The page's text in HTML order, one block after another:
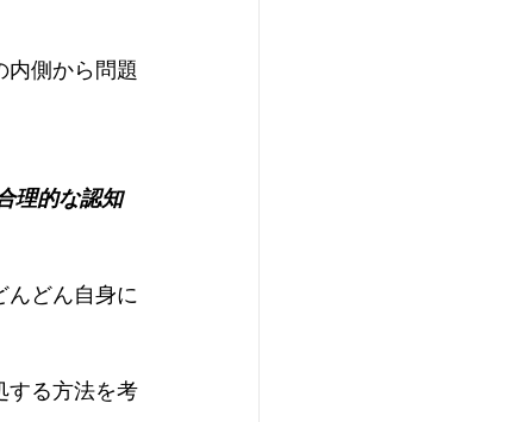
内側から問題
理的な認知
んどん自身に
する方法を考